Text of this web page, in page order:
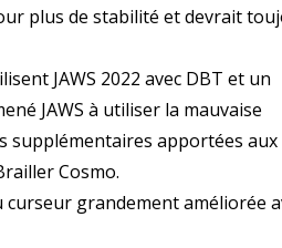
plus de stabilité et devrait
JAWS 2022 avec DBT et un
JAWS à utiliser la mauvaise
supplémentaires apportées aux
Cosmo.
grandement améliorée